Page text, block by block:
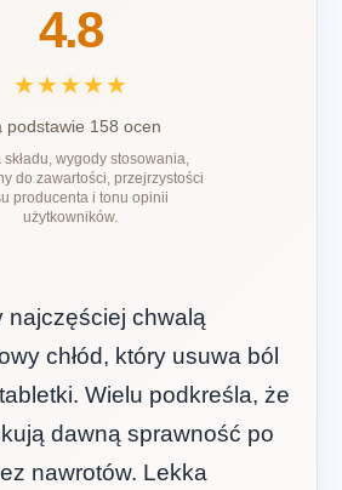
4.8
★★★★★
podstawie 158 ocen
wygody stosowania,
do zawartości, przejrzystości
producenta i tonu opinii
użytkowników.
najczęściej chwalą
chłód, który usuwa ból
Wielu podkreśla, że
dawną sprawność po
nawrotów. Lekka